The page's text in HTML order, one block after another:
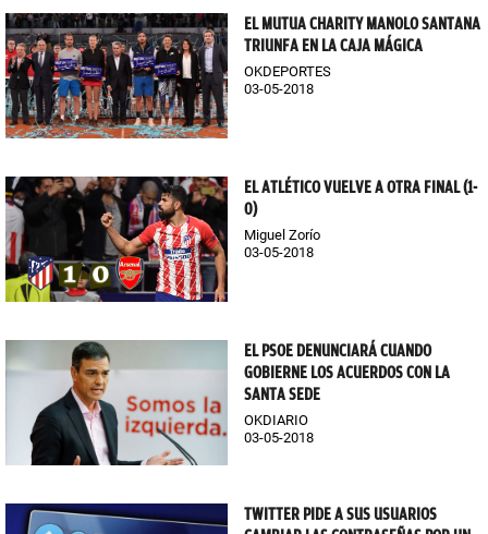
EL MUTUA CHARITY MANOLO SANTANA
TRIUNFA EN LA CAJA MÁGICA
OKDEPORTES
03-05-2018
EL ATLÉTICO VUELVE A OTRA FINAL (1-
0)
Miguel Zorío
03-05-2018
EL PSOE DENUNCIARÁ CUANDO
GOBIERNE LOS ACUERDOS CON LA
SANTA SEDE
OKDIARIO
03-05-2018
TWITTER PIDE A SUS USUARIOS